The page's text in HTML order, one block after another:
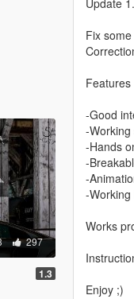
297
1.3
Update
Fix
Features
-Good
-
-Hands
-
-
-
Works
Enjoy ;)